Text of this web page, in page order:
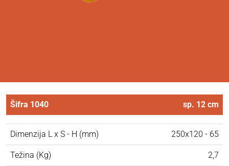
Šifra 1040 sp. 12 cm
Dimenzija L x S - H (mm) 250x120 - 65
Težina (Kg) 2,7